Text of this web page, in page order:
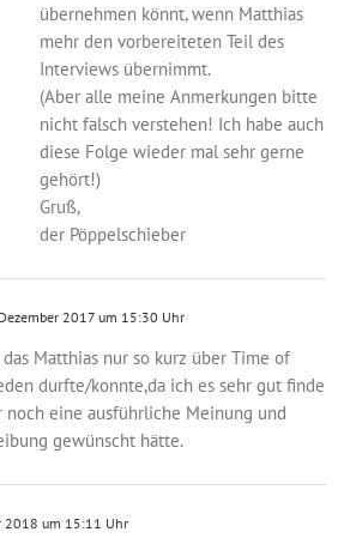
übernehmen könnt, wenn Matthias
mehr den vorbereiteten Teil des
Interviews übernimmt.
(Aber alle meine Anmerkungen bitte
nicht falsch verstehen! Ich habe auch
diese Folge wieder mal sehr gerne
gehört!)
Gruß,
der Pöppelschieber
2017 um 15:30 Uhr
das Matthias nur so kurz über Time of
durfte/konnte,da ich es sehr gut finde
noch eine ausführliche Meinung und
gewünscht hätte.
2018 um 15:11 Uhr